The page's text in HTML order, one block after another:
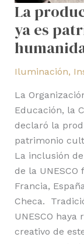
La
ya es
Iluminación,
La
Educación, la
declaró la
patrimonio
La inclusión
de la
Francia,
Checa.
UNESCO
creativo de